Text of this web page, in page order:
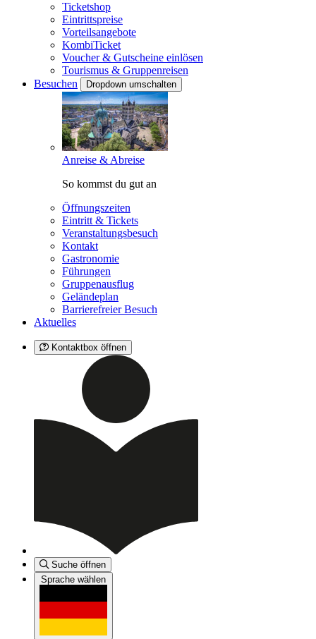
Ticketshop
Eintrittspreise
Vorteilsangebote
KombiTicket
Voucher & Gutscheine einlösen
Tourismus & Gruppenreisen
Besuchen
Dropdown umschalten
Anreise & Abreise
So kommst du gut an
Öffnungszeiten
Eintritt & Tickets
Veranstaltungsbesuch
Kontakt
Gastronomie
Führungen
Gruppenausflug
Geländeplan
Barrierefreier Besuch
Aktuelles
Kontaktbox öffnen
Suche öffnen
Sprache wählen